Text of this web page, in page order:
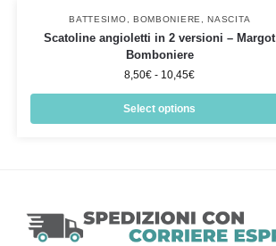
BATTESIMO BOMBONIERE ,NASCITA
Scatoline angioletti in 2 versioni – Margot
Bomboniere
8,50€ - 10,45€
Select options